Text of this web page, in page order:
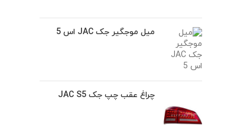
میل موجگیر جک JAC اس 5
چراغ عقب چپ جک JAC S5